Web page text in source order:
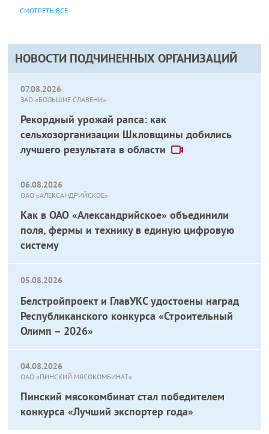
НОВОСТИ ПОДЧИНЕННЫХ ОРГАНИЗАЦИЙ
07.08.2026
ЗАО «БОЛЬШИЕ СЛАВЕНИ»
Рекордный урожай рапса: как
сельхозорганизации Шкловщины добились
лучшего результата в области
06.08.2026
ОАО «АЛЕКСАНДРИЙСКОЕ»
Как в ОАО «Александрийское» объединили
поля, фермы и технику в единую цифровую
систему
05.08.2026
Белстройпроект и ГлавУКС удостоены наград
Республиканского конкурса «Строительный
Олимп – 2026»
04.08.2026
ОАО «ПИНСКИЙ МЯСОКОМБИНАТ»
Пинский мясокомбинат стал победителем
конкурса «Лучший экспортер года»
СМОТРЕТЬ ВСЕ